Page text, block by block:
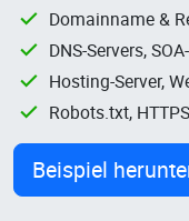
Domainname &
DNS-Servers,
Hosting-Server,
Robots.txt,
Beispiel